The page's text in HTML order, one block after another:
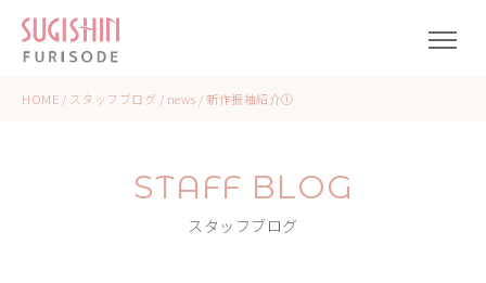
HOME / スタッフブログ / news / 新作振袖紹介①
STAFF BLOG
スタッフブログ